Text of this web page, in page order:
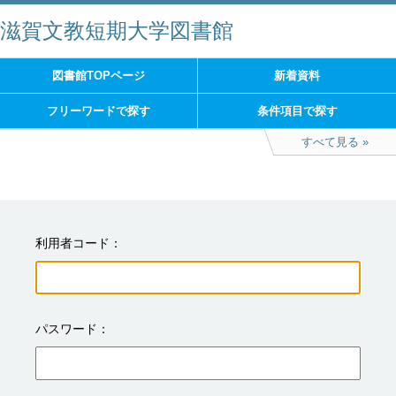
滋賀文教短期大学図書館
図書館TOPページ 新着資料
フリーワードで探す 条件項目で探す
すべて見る
利用者コード
パスワード